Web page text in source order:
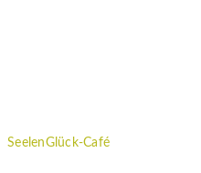
SeelenGlück-Café